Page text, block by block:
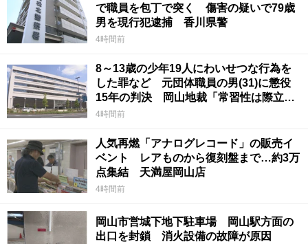
で職員を包丁で突く 傷害の疑いで79歳
男を現行犯逮捕 香川県警
4時間前
8～13歳の少年19人にわいせつな行為を
した罪など 元団体職員の男(31)に懲役
15年の判決 岡山地裁「常習性は際立っ
ていて被害結果も非常に重い」
4時間前
人気再燃「アナログレコード」の販売イ
ベント レアものから復刻盤まで…約3万
点集結 天満屋岡山店
4時間前
岡山市営城下地下駐車場 岡山駅方面の
出口を封鎖 消火設備の故障が原因